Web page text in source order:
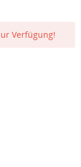
Verfügung!